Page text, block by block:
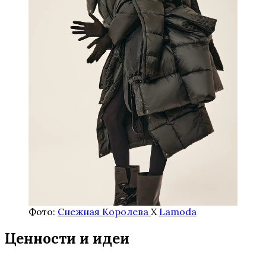
Фото: Снежная Королева Х Lamoda
Ценности и идеи